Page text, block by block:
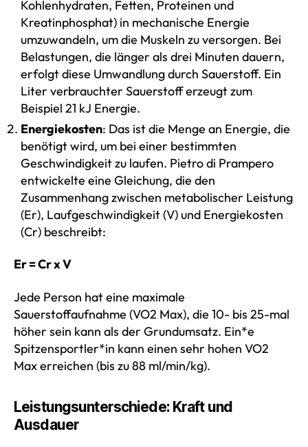
Kohlenhydraten, Fetten, Proteinen und
Kreatinphosphat) in mechanische Energie
umzuwandeln, um die Muskeln zu versorgen. Bei
Belastungen, die länger als drei Minuten dauern,
erfolgt diese Umwandlung durch Sauerstoff. Ein
Liter verbrauchter Sauerstoff erzeugt zum
Beispiel 21 kJ Energie.
Energiekosten: Das ist die Menge an Energie, die
benötigt wird, um bei einer bestimmten
Geschwindigkeit zu laufen. Pietro di Prampero
entwickelte eine Gleichung, die den
Zusammenhang zwischen metabolischer Leistung
(Er), Laufgeschwindigkeit (V) und Energiekosten
(Cr) beschreibt:
Er = Cr x V
Jede Person hat eine maximale
Sauerstoffaufnahme (VO2 Max), die 10- bis 25-mal
höher sein kann als der Grundumsatz. Ein*e
Spitzensportler*in kann einen sehr hohen VO2
Max erreichen (bis zu 88 ml/min/kg).
Leistungsunterschiede: Kraft und
Ausdauer